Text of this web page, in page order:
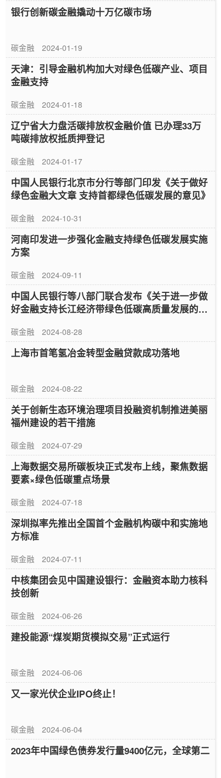
银行创新碳金融撬动十万亿碳市场
碳金融 2024-01-19
天津：引导金融机构加大对绿色低碳产业、项目
金融支持
碳金融 2024-01-18
辽宁省大力盘活碳排放权金融价值 已办理33万
吨碳排放权抵质押登记
碳金融 2024-01-17
中国人民银行北京市分行等部门印发《关于做好
绿色金融大文章 支持首都绿色低碳发展的意见》
碳金融 2024-10-31
河南印发进一步强化金融支持绿色低碳发展实施
方案
碳金融 2024-09-11
中国人民银行等八部门联合发布《关于进一步做
好金融支持长江经济带绿色低碳高质量发展的指
碳金融 2024-08-28
上海市首笔氢冶金转型金融贷款成功落地
碳金融 2024-08-22
关于创新生态环境治理项目投融资机制推进美丽
福州建设的若干措施
碳金融 2024-07-29
上海数据交易所碳板块正式发布上线，聚焦数据
要素×绿色低碳重点场景
碳金融 2024-07-18
深圳拟率先推出全国首个金融机构碳中和实施地
方标准
碳金融 2024-07-11
中核集团会见中国建设银行：金融资本助力核科
技创新
碳金融 2024-06-26
建投能源“煤炭期货模拟交易”正式运行
碳金融 2024-06-06
又一家光伏企业IPO终止！
碳金融 2024-06-04
2023年中国绿色债券发行量9400亿元，全球第二